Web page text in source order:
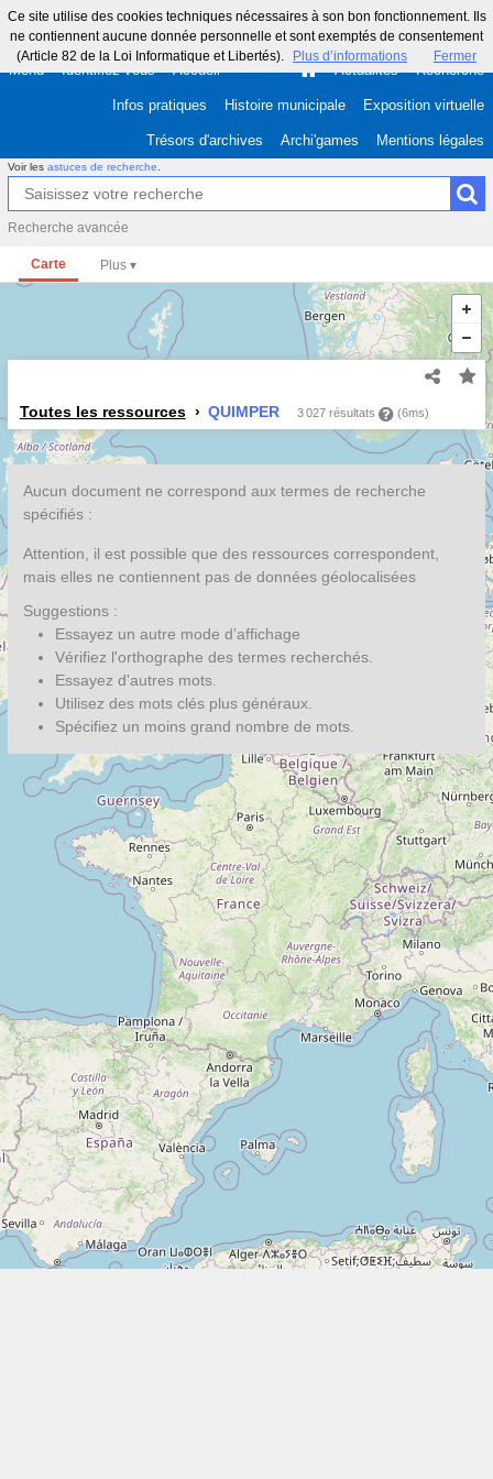
Ce site utilise des cookies techniques nécessaires à son bon fonctionnement. Ils
ne contiennent aucune donnée personnelle et sont exemptés de consentement
(Article 82 de la Loi Informatique et Libertés).
Plus d’informations Fermer
Menu Identifiez-vous Accueil Actualités Recherche
Infos pratiques Histoire municipale Exposition virtuelle
Trésors d'archives Archi'games Mentions légales
Voir les astuces de recherche
Recherche avancée
Carte
Toutes les ressources QUIMPER 3 027 résultats (6ms)
Aucun document ne correspond aux termes de recherche
spécifiés :
Attention, il est possible que des ressources correspondent,
mais elles ne contiennent pas de données géolocalisées
Suggestions :
Essayez un autre mode d’affichage
Vérifiez l'orthographe des termes recherchés.
Essayez d'autres mots.
Utilisez des mots clés plus généraux.
Spécifiez un moins grand nombre de mots.